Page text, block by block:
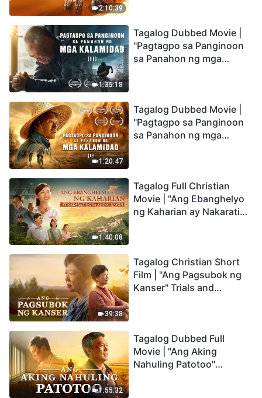
2:10:39
1:35:18
Tagalog Dubbed Movie |
"Pagtagpo sa Panginoon
sa Panahon ng mga
Tayo Makakapasok sa
Kaharian ng Diyos?
1:20:47
Tagalog Dubbed Movie |
"Pagtagpo sa Panginoon
sa Panahon ng mga
Sangkatauhan?
1:40:08
Tagalog Full Christian
Movie | "Ang Ebanghelyo
ng Kaharian ay Nakarating
39:38
Tagalog Christian Short
Film | "Ang Pagsubok ng
Kanser" Trials and
1:55:32
Tagalog Dubbed Full
Movie | "Ang Aking
Nahuling Patotoo"